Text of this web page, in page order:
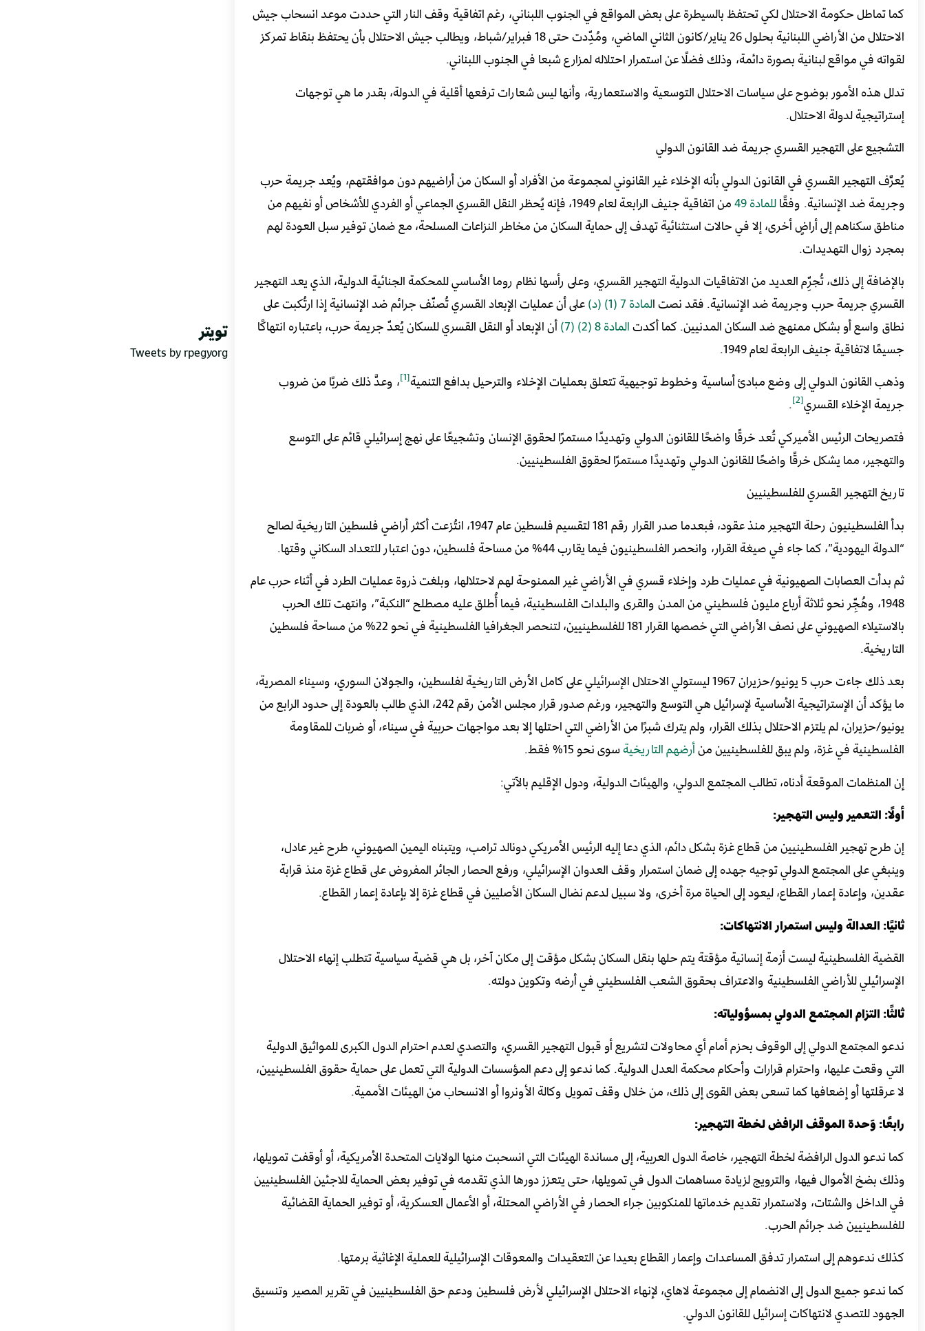
كما تماطل حكومة الاحتلال لكي تحتفظ بالسيطرة على بعض المواقع في الجنوب اللبناني، رغم اتفاقية وقف النار التي حددت موعد انسحاب جيش
الاحتلال من الأراضي اللبنانية بحلول 26 يناير/كانون الثاني الماضي، ومُدِّدت حتى 18 فبراير/شباط، ويطالب جيش الاحتلال بأن يحتفظ بنقاط تمركز
لقواته في مواقع لبنانية بصورة دائمة، وذلك فضلًا عن استمرار احتلاله لمزارع شبعا في الجنوب اللبناني.
تدلل هذه الأمور بوضوح على سياسات الاحتلال التوسعية والاستعمارية، وأنها ليس شعارات ترفعها أقلية في الدولة، بقدر ما هي توجهات
إستراتيجية لدولة الاحتلال.
التشجيع على التهجير القسري جريمة ضد القانون الدولي
يُعرَّف التهجير القسري في القانون الدولي بأنه الإخلاء غير القانوني لمجموعة من الأفراد أو السكان من أراضيهم دون موافقتهم، ويُعد جريمة حرب
وجريمة ضد الإنسانية. وفقًاللمادة
من اتفاقية جنيف الرابعة لعام 1949، فإنه يُحظر النقل القسري الجماعي أو الفردي للأشخاص أو نفيهم من
مناطق سكناهم إلى أراضٍ أخرى، إلا في حالات استثنائية تهدف إلى حماية السكان من مخاطر النزاعات المسلحة، مع ضمان توفير سبل العودة لهم
بمجرد زوال التهديدات.
بالإضافة إلى ذلك، تُجرِّم العديد من الاتفاقيات الدولية التهجير القسري، وعلى رأسها نظام روما الأساسي للمحكمة الجنائية الدولية، الذي يعد التهجير
القسري جريمة حرب وجريمة ضد الإنسانية. فقد نصت المادة د)على أن عمليات الإبعاد القسري تُصنّف جرائم ضد الإنسانية إذا ارتُكبت على
نطاق واسع أو بشكل ممنهج ضد السكان المدنيين. كما أكدتالمادة
أن الإبعاد أو النقل القسري للسكان يُعدّ جريمة حرب، باعتباره انتهاكًا
جسيمًا لاتفاقية جنيف الرابعة لعام 1949.
وذهب القانون الدولي إلى وضع مبادئ أساسية وخطوط توجيهية تتعلق بعمليات الإخلاء والترحيل بدافع التنمية[1] ، وعدَّ ذلك ضربًا من ضروب
جريمة الإخلاء القسري[2]
.
فتصريحات الرئيس الأميركي تُعد خرقًا واضحًا للقانون الدولي وتهديدًا مستمرًا لحقوق الإنسان وتشجيعًا على نهج إسرائيلي قائم على التوسع
والتهجير، مما يشكل خرقًا واضحًا للقانون الدولي وتهديدًا مستمرًا لحقوق الفلسطينيين.
تاريخ التهجير القسري للفلسطينيين
بدأ الفلسطينيون رحلة التهجير منذ عقود، فبعدما صدر القرار رقم 181 لتقسيم فلسطين عام 1947، انتُزعت أكثر أراضي فلسطين التاريخية لصالح
“الدولة اليهودية”، كما جاء في صيغة القرار، وانحصر الفلسطينيون فيما يقارب 44% من مساحة فلسطين، دون اعتبار للتعداد السكاني وقتها.
ثم بدأت العصابات الصهيونية في عمليات طرد وإخلاء قسري في الأراضي غير الممنوحة لهم لاحتلالها، وبلغت ذروة عمليات الطرد في أثناء حرب عام
1948، وهُجِّر نحو ثلاثة أرباع مليون فلسطيني من المدن والقرى والبلدات الفلسطينية، فيما أُطلق عليه مصطلح “النكبة”، وانتهت تلك الحرب
بالاستيلاء الصهيوني على نصف الأراضي التي خصصها القرار 181 للفلسطينيين، لتنحصر الجغرافيا الفلسطينية في نحو 22% من مساحة فلسطين
التاريخية.
بعد ذلك جاءت حرب 5 يونيو/حزيران 1967 ليستولي الاحتلال الإسرائيلي على كامل الأرض التاريخية لفلسطين، والجولان السوري، وسيناء المصرية،
ما يؤكد أن الإستراتيجية الأساسية لإسرائيل هي التوسع والتهجير، ورغم صدور قرار مجلس الأمن رقم 242، الذي طالب بالعودة إلى حدود الرابع من
يونيو/حزيران، لم يلتزم الاحتلال بذلك القرار، ولم يترك شبرًا من الأراضي التي احتلها إلا بعد مواجهات حربية في سيناء، أو ضربات للمقاومة
الفلسطينية في غزة، ولم يبق للفلسطينيين منأرضهمالتاريخيةسوى نحو 15% فقط.
إن المنظمات الموقعة أدناه، تطالب المجتمع الدولي، والهيئات الدولية، ودول الإقليم بالآتي:
أولًا: التعمير وليس التهجير:
إن طرح تهجير الفلسطينيين من قطاع غزة بشكل دائم، الذي دعا إليه الرئيس الأمريكي دونالد ترامب، ويتبناه اليمين الصهيوني، طرح غير عادل،
وينبغي على المجتمع الدولي توجيه جهده إلى ضمان استمرار وقف العدوان الإسرائيلي، ورفع الحصار الجائر المفروض على قطاع غزة منذ قرابة
عقدين، وإعادة إعمار القطاع، ليعود إلى الحياة مرة أخرى، ولا سبيل لدعم نضال السكان الأصليين في قطاع غزة إلا بإعادة إعمار القطاع.
ثانيًا: العدالة وليس استمرار الانتهاكات:
القضية الفلسطينية ليست أزمة إنسانية مؤقتة يتم حلها بنقل السكان بشكل مؤقت إلى مكان آخر، بل هي قضية سياسية تتطلب إنهاء الاحتلال
الإسرائيلي للأراضي الفلسطينية والاعتراف بحقوق الشعب الفلسطيني في أرضه وتكوين دولته.
ثالثًا: التزام المجتمع الدولي بمسؤولياته:
ندعو المجتمع الدولي إلى الوقوف بحزم أمام أي محاولات لتشريع أو قبول التهجير القسري، والتصدي لعدم احترام الدول الكبرى للمواثيق الدولية
التي وقعت عليها، واحترام قرارات وأحكام محكمة العدل الدولية. كما ندعو إلى دعم المؤسسات الدولية التي تعمل على حماية حقوق الفلسطينيين،
لا عرقلتها أو إضعافها كما تسعى بعض القوى إلى ذلك، من خلال وقف تمويل وكالة الأونروا أو الانسحاب من الهيئات الأممية.
رابعًا: وَحدة الموقف الرافض لخطة التهجير:
كما ندعو الدول الرافضة لخطة التهجير، خاصة الدول العربية، إلى مساندة الهيئات التي انسحبت منها الولايات المتحدة الأمريكية، أو أوقفت تمويلها،
وذلك بضخ الأموال فيها، والترويج لزيادة مساهمات الدول في تمويلها، حتى يتعزز دورها الذي تقدمه في توفير بعض الحماية للاجئين الفلسطينيين
في الداخل والشتات، ولاستمرار تقديم خدماتها للمنكوبين جراء الحصار في الأراضي المحتلة، أو الأعمال العسكرية، أو توفير الحماية القضائية
للفلسطينيين ضد جرائم الحرب.
كذلك ندعوهم إلى استمرار تدفق المساعدات وإعمار القطاع بعيدا عن التعقيدات والمعوقات الإسرائيلية للعملية الإغاثية برمتها.
كما ندعو جميع الدول إلى الانضمام إلى مجموعة لاهاي، لإنهاء الاحتلال الإسرائيلي لأرض فلسطين ودعم حق الفلسطينيين في تقرير المصير وتنسيق
الجهود للتصدي لانتهاكات إسرائيل للقانون الدولي.
تويتر
Tweets by rpegyorg